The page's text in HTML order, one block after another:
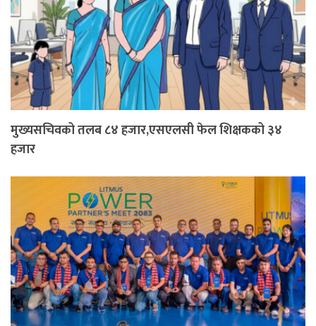
मुख्यसचिवको तलब ८४ हजार,एसएलसी फेल शिक्षकको ३४
हजार